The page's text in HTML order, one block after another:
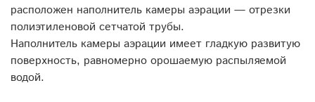
расположен наполнитель камеры аэрации — отрезки
полиэтиленовой сетчатой трубы.
Наполнитель камеры аэрации имеет гладкую развитую
поверхность, равномерно орошаемую распыляемой
водой.